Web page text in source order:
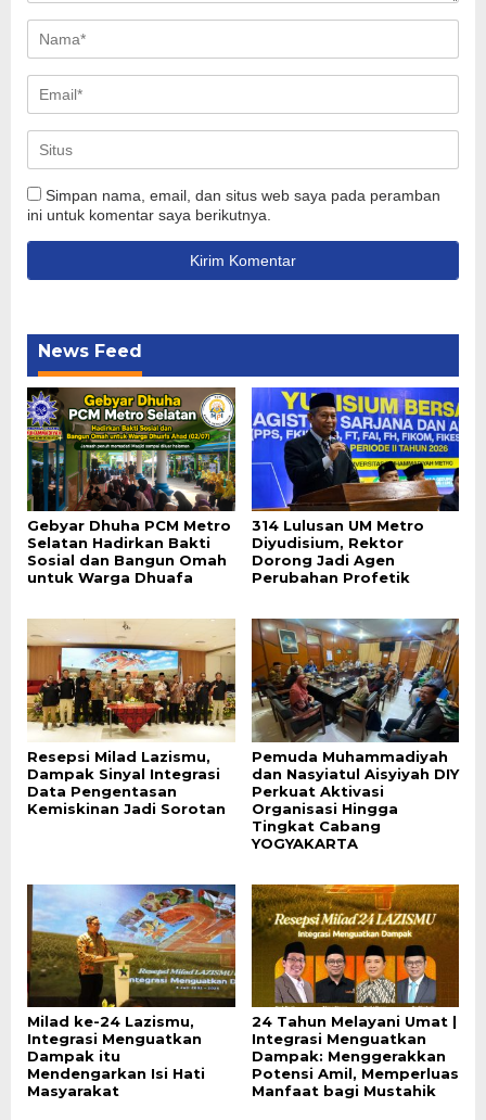
Simpan nama, email, dan situs web saya pada peramban
ini untuk komentar saya berikutnya.
News Feed
Gebyar Dhuha PCM Metro
Selatan Hadirkan Bakti
Sosial dan Bangun Omah
untuk Warga Dhuafa
314 Lulusan UM Metro
Diyudisium, Rektor
Dorong Jadi Agen
Perubahan Profetik
Resepsi Milad Lazismu,
Dampak Sinyal Integrasi
Data Pengentasan
Kemiskinan Jadi Sorotan
Pemuda Muhammadiyah
dan Nasyiatul Aisyiyah DIY
Perkuat Aktivasi
Organisasi Hingga
Tingkat Cabang
YOGYAKARTA
Milad ke-24 Lazismu,
Integrasi Menguatkan
Dampak itu
Mendengarkan Isi Hati
Masyarakat
24 Tahun Melayani Umat |
Integrasi Menguatkan
Dampak: Menggerakkan
Potensi Amil, Memperluas
Manfaat bagi Mustahik